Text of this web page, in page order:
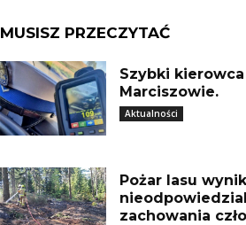
MUSISZ PRZECZYTAĆ
Szybki
Marciszowie.
Aktualności
Pożar lasu
zachowania